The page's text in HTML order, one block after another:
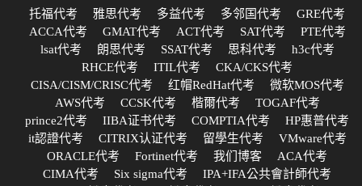
托福代考 雅思代考 多益代考 多邻国代考
GRE代考
ACCA代考
GMAT代考 ACT代考 SAT代考
PTE代考
lsat代考
朗思代考 SSAT代考 思科代考
h3c代考
RHCE代考
ITIL代考
CKA/CKS代考
CISA/CISM/CRISC代考
红帽RedHat代考
微软MOS代考
AWS代考
CCSK代考 楷爾代考
TOGAF代考
prince2代考
IIBA证书代考 COMPTIA代考
HP惠普代考
it認證代考
CITRIX认证代考 留學生代考
VMware代考
ORACLE代考
Fortinet代考 我们博客
ACA代考
CIMA代考
Six sigma代考
IPA+IFA公共會計師代考